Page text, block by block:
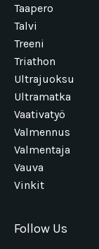
Taapero
Talvi
Treeni
Triathon
Ultrajuoksu
Ultramatka
Vaativatyö
Valmennus
Valmentaja
Vauva
Vinkit
Follow Us